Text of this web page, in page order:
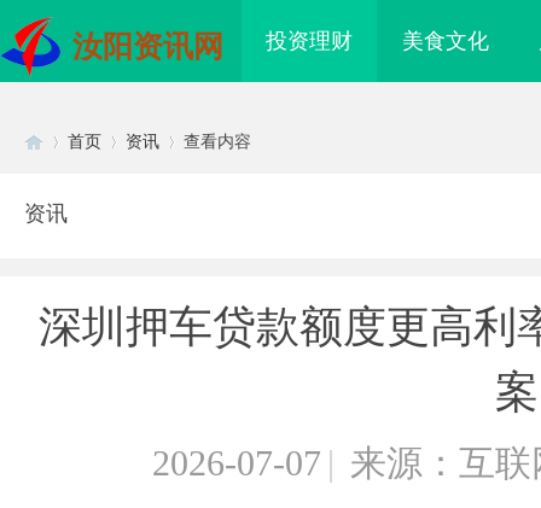
汝阳资讯网 投资理财 美食文化
首页 资讯 查看内容
资讯
深圳押车贷款额度更高利
案
2026-07-07 | 来源：互联